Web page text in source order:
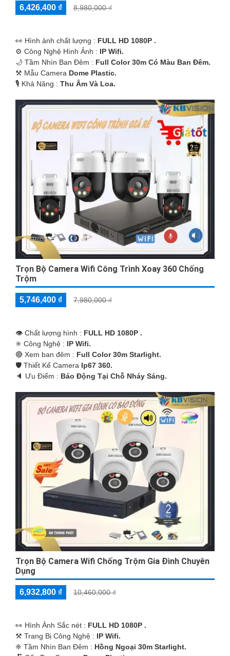
6,426,400 ₫ 8,980,000 ₫
️👀 Hình ảnh chất lượng : FULL HD 1080P .
⚙ Công Nghệ Hình Ảnh : IP Wifi.
🌙 Tầm Nhìn Ban Đêm : Full Color 30m Có Màu Ban Ðêm.
⚒ Mẫu Camera Dome Plastic.
️🎙 Khả Năng : Thu Âm Và Loa.
Trọn Bộ Camera Wifi Công Trình Xoay 360 Chống
Trộm
5,746,400 ₫ 7,980,000 ₫
👁 Chất lượng hình : FULL HD 1080P .
✳️ Công Nghệ : IP Wifi.
🔴 Xem ban đêm : Full Color 30m Starlight.
🛡 Thiết Kế Camera Ip67 360.
️🔈 Ưu Điểm : Báo Động Tại Chỗ Nháy Sáng.
Trọn Bộ Camera Wifi Chống Trộm Gia Đình Chuyên
Dụng
6,932,800 ₫ 10,460,000 ₫
️👀 Hình Ảnh Sắc nét : FULL HD 1080P .
⚒ Trang Bị Công Nghệ : IP Wifi.
❈ Tầm Nhìn Ban Đêm : Hồng Ngoại 30m Starlight.